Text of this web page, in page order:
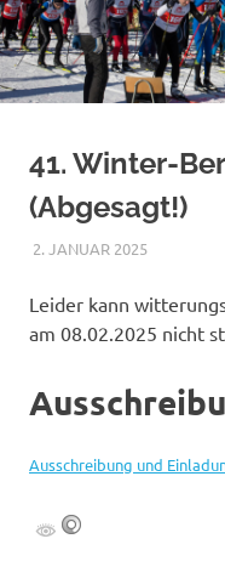
41. Winter-
(Abgesagt!)
2. JANUAR 2025JS
Leider kann
am 08.02.2025 nicht
Ausschreibung und